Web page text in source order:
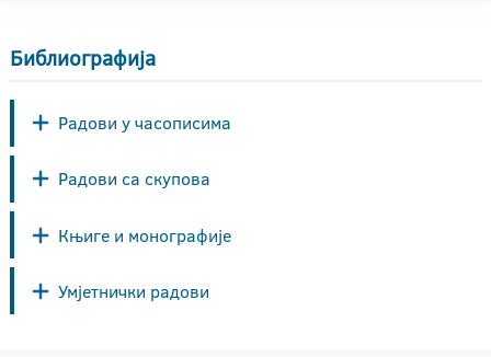
Библиографија
Радови у часописима
Радови са скупова
Књиге и монографије
Умјетнички радови